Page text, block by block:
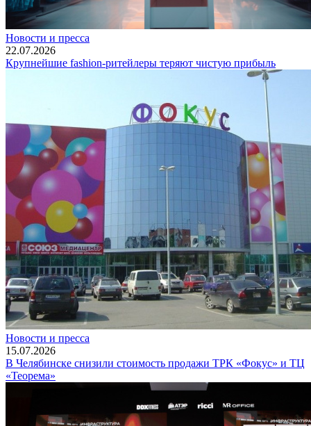
Новости и пресса
22.07.2026
Крупнейшие fashion-ритейлеры теряют чистую прибыль
Новости и пресса
15.07.2026
В Челябинске снизили стоимость продажи ТРК «Фокус» и ТЦ
«Теорема»